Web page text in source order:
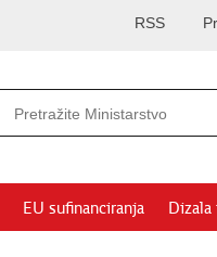
RSS
EU sufinanciranja Dizala